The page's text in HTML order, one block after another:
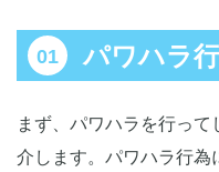
パワハラ
まず、パワハラを行っ
介します。パワハラ行為